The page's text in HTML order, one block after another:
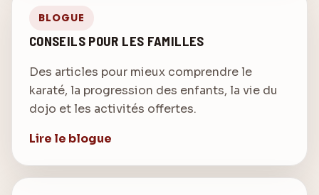
BLOGUE
CONSEILS POUR LES FAMILLES
Des articles pour mieux comprendre le
karaté, la progression des enfants, la vie du
dojo et les activités offertes.
Lire le blogue